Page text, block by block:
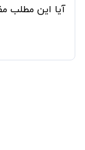
آیا این مطلب